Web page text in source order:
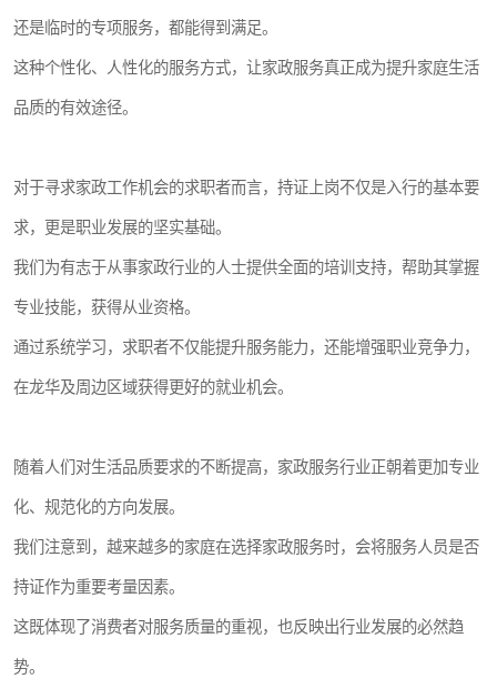
还是临时的专项服务，都能得到满足。
这种个性化、人性化的服务方式，让家政服务真正成为提升家庭生活
品质的有效途径。
对于寻求家政工作机会的求职者而言，持证上岗不仅是入行的基本要
求，更是职业发展的坚实基础。
我们为有志于从事家政行业的人士提供全面的培训支持，帮助其掌握
专业技能，获得从业资格。
通过系统学习，求职者不仅能提升服务能力，还能增强职业竞争力，
在龙华及周边区域获得更好的就业机会。
随着人们对生活品质要求的不断提高，家政服务行业正朝着更加专业
化、规范化的方向发展。
我们注意到，越来越多的家庭在选择家政服务时，会将服务人员是否
持证作为重要考量因素。
这既体现了消费者对服务质量的重视，也反映出行业发展的必然趋
势。